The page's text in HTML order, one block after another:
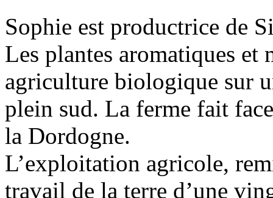
Sophie est productrice de
Les plantes aromatiques et
agriculture biologique sur
plein sud. La ferme fait
la Dordogne.
L’exploitation agricole,
travail de la terre d’une